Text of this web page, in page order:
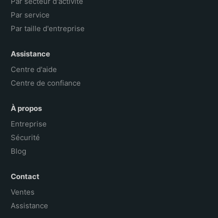
Par service
Par taille d'entreprise
Assistance
Centre d'aide
Centre de confiance
À propos
Entreprise
Sécurité
Blog
Contact
Ventes
Assistance